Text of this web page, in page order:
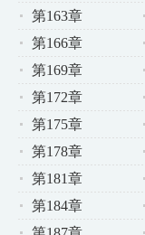
第163章
第166章
第169章
第172章
第175章
第178章
第181章
第184章